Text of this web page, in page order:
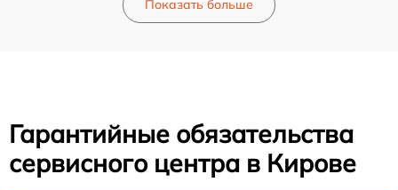
Показать больше
Гарантийные обязательства
сервисного центра в Кирове